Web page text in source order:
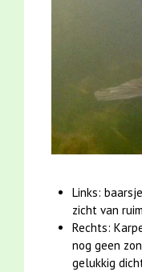
Links:
zicht van
Rechts:
nog geen
gelukkig